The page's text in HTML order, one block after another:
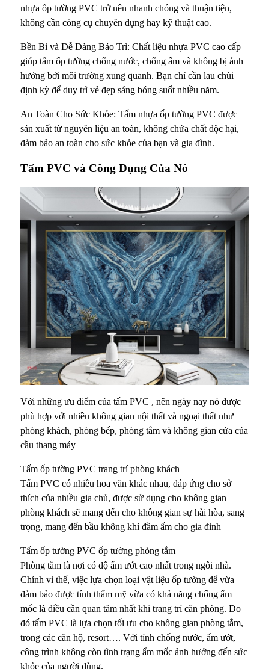
nhựa ốp tường PVC trở nên nhanh chóng và thuận tiện,
không cần công cụ chuyên dụng hay kỹ thuật cao.
Bền Bỉ và Dễ Dàng Bảo Trì: Chất liệu nhựa PVC cao cấp
giúp tấm ốp tường chống nước, chống ẩm và không bị ảnh
hưởng bởi môi trường xung quanh. Bạn chỉ cần lau chùi
định kỳ để duy trì vẻ đẹp sáng bóng suốt nhiều năm.
An Toàn Cho Sức Khỏe: Tấm nhựa ốp tường PVC được
sản xuất từ nguyên liệu an toàn, không chứa chất độc hại,
đảm bảo an toàn cho sức khỏe của bạn và gia đình.
Tấm PVC và Công Dụng Của Nó
Với những ưu điểm của tấm PVC , nên ngày nay nó được
phù hợp với nhiều không gian nội thất và ngoại thất như
phòng khách, phòng bếp, phòng tắm và không gian cửa của
cầu thang máy
Tấm ốp tường PVC trang trí phòng khách
Tấm PVC có nhiều hoa văn khác nhau, đáp ứng cho sở
thích của nhiều gia chủ, được sử dụng cho không gian
phòng khách sẽ mang đến cho không gian sự hài hòa, sang
trọng, mang đến bầu không khí đầm ấm cho gia đình
Tấm ốp tường PVC ốp tường phòng tắm
Phòng tắm là nơi có độ ẩm ướt cao nhất trong ngôi nhà.
Chính vì thế, việc lựa chọn loại vật liệu ốp tường để vừa
đảm bảo được tính thẩm mỹ vừa có khả năng chống ẩm
mốc là điều cần quan tâm nhất khi trang trí căn phòng. Do
đó tấm PVC là lựa chọn tối ưu cho không gian phòng tắm,
trong các căn hộ, resort…. Với tính chống nước, ẩm ướt,
công trình không còn tình trạng ẩm mốc ảnh hưởng đến sức
khỏe của người dùng.